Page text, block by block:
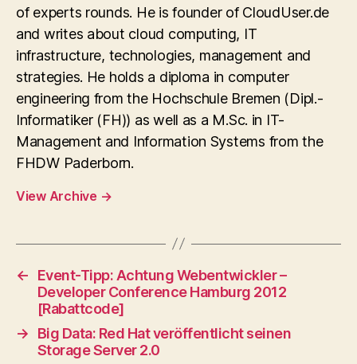
of experts rounds. He is founder of CloudUser.de
and writes about cloud computing, IT
infrastructure, technologies, management and
strategies. He holds a diploma in computer
engineering from the Hochschule Bremen (Dipl.-
Informatiker (FH)) as well as a M.Sc. in IT-
Management and Information Systems from the
FHDW Paderborn.
View Archive →
←
Event-Tipp: Achtung Webentwickler –
Developer Conference Hamburg 2012
[Rabattcode]
→
Big Data: Red Hat veröffentlicht seinen
Storage Server 2.0